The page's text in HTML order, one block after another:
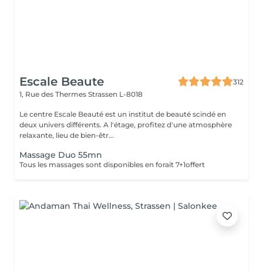
Escale Beaute
312
1, Rue des Thermes Strassen L-8018
Le centre Escale Beauté est un institut de beauté scindé en
deux univers différents. A l'étage, profitez d'une atmosphère
relaxante, lieu de bien-êtr...
Massage Duo 55mn
Tous les massages sont disponibles en forait 7+1offert